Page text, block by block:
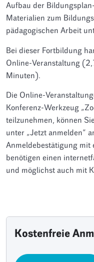
Aufbau der
Materialien zum
pädagogischen Arbeit
Bei dieser Fortbildung
Online-Veranstaltung
Minuten).
Die Online-
Konferenz-Werkzeug
teilzunehmen, können
unter „Jetzt anmelden“
Anmeldebestätigung mit
benötigen einen
und möglichst auch mit
Kostenfreie